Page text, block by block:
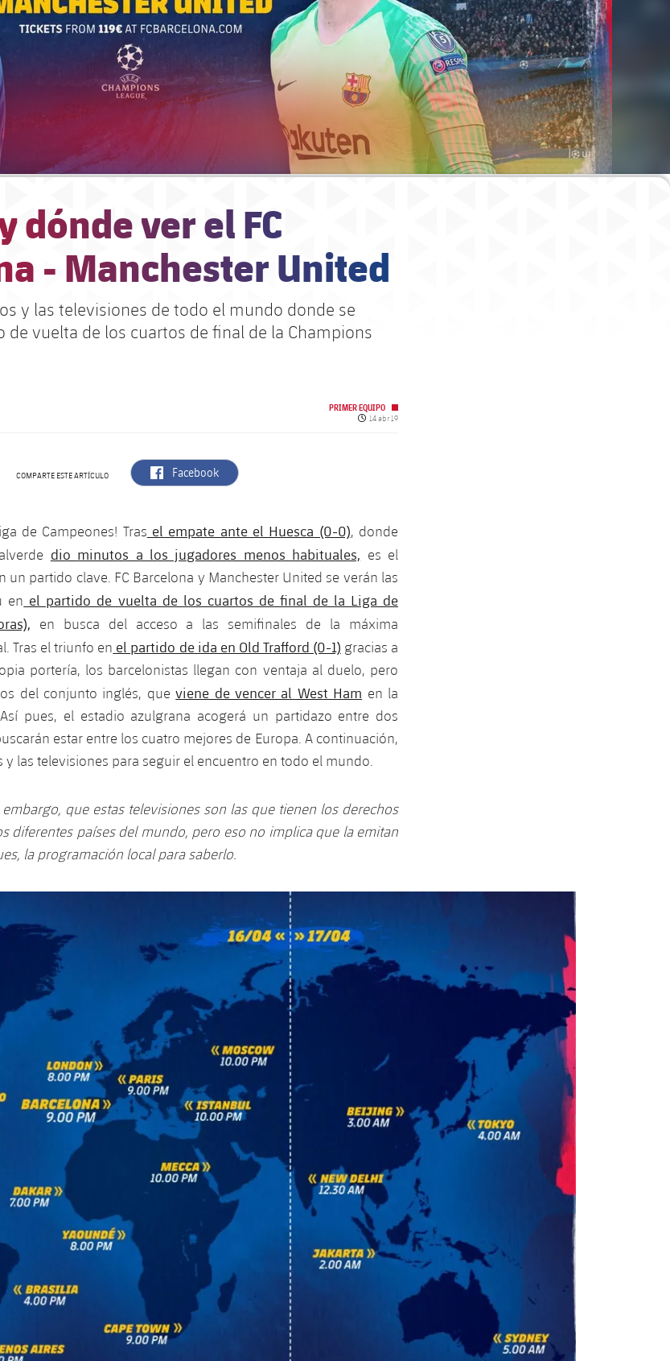
dónde ver el FC
- Manchester United
y las televisiones de todo el mundo donde se
de vuelta de los cuartos de final de la Champions
PRIMER EQUIPO
Fecha de publicación
14 abr 19
COMPARTE ESTE ARTÍCULO label.aria.facebook
Facebook
de Campeones! Tras el empate ante el Huesca (0-0), donde
dio minutos a los jugadores menos habituales, es el
un partido clave. FC Barcelona y Manchester United se verán las
en el partido de vuelta de los cuartos de final de la Liga de
en busca del acceso a las semifinales de la máxima
Tras el triunfo en el partido de ida en Old Trafford (0-1) gracias a
portería, los barcelonistas llegan con ventaja al duelo, pero
del conjunto inglés, queviene de vencer al West Ham en la
pues, el estadio azulgrana acogerá un partidazo entre dos
estar entre los cuatro mejores de Europa. A continuación,
y las televisiones para seguir el encuentro en todo el mundo.
que estas televisiones son las que tienen los derechos
diferentes países del mundo, pero eso no implica que la emitan
la programación local para saberlo.